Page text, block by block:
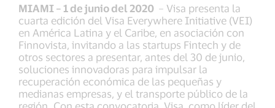
MIAMI – 1 de junio del 2020 – Visa presenta la
cuarta edición del Visa Everywhere Initiative (VEI)
en América Latina y el Caribe, en asociación con
Finnovista, invitando a las startups Fintech y de
otros sectores a presentar, antes del 30 de junio,
soluciones innovadoras para impulsar la
recuperación económica de las pequeñas y
medianas empresas, y el transporte público de la
región. Con esta convocatoria, Visa, como líder del